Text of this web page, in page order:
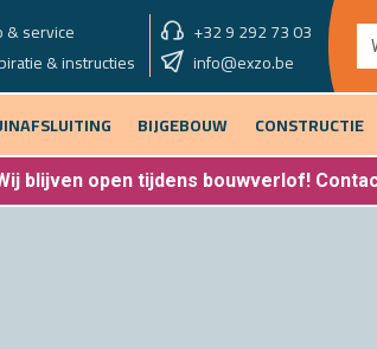
& service +32 9 292 73 03
& instructies
info@exzo.be
BIJGEBOUW CONSTRUCTIE
blijven open tijdens bouwverlof!